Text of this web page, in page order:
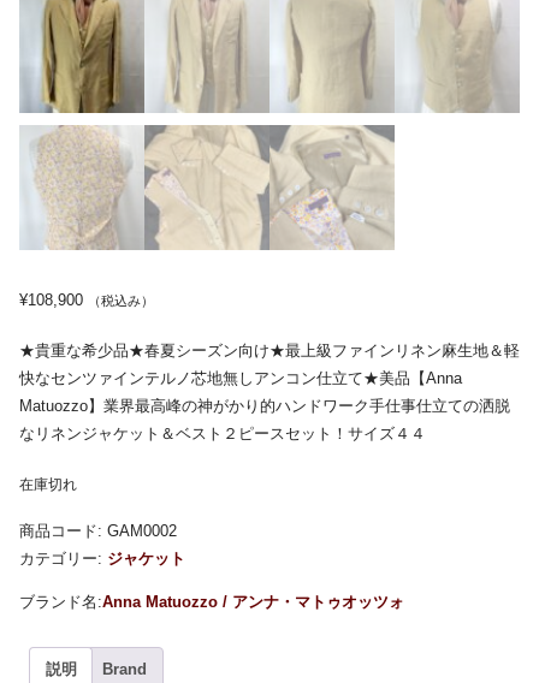
¥108,900 （税込み）
★貴重な希少品★春夏シーズン向け★最上級ファインリネン麻生地＆軽
快なセンツァインテルノ芯地無しアンコン仕立て★美品【Anna
Matuozzo】業界最高峰の神がかり的ハンドワーク手仕事仕立ての洒脱
なリネンジャケット＆ベスト２ピースセット！サイズ４４
在庫切れ
商品コード: GAM0002
カテゴリー: ジャケット
Anna Matuozzo / アンナ・マトゥオッツォ
説明 Brand